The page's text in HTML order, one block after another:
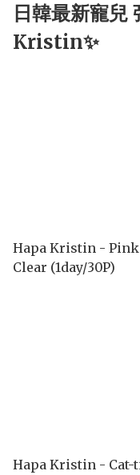
日韓最新寵兒
Kristin✨
Hapa Kristin -
Clear (1day/30P)
Hapa Kristin - Cat-